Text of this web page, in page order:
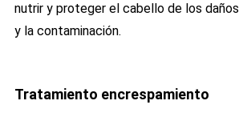
nutrir y proteger el cabello de los daños
y la contaminación.
Tratamiento encrespamiento